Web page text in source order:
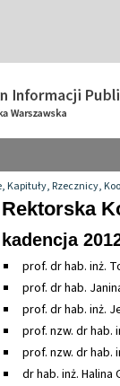
Kapituły, Rzecznicy,
Rektorska
kadencja
prof. dr hab. inż.
prof. dr hab.
prof. dr hab. inż.
prof. nzw. dr hab.
prof. nzw. dr hab.
dr hab. inż. Halina